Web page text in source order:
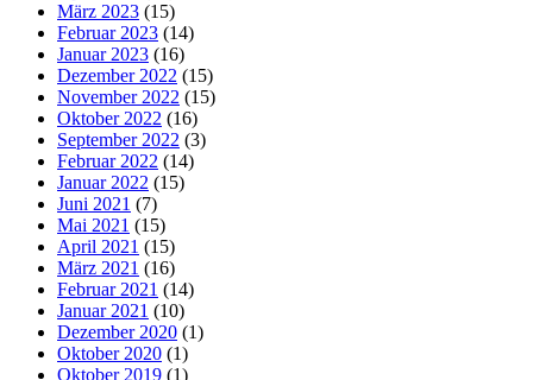
März 2023 (15)
Februar 2023 (14)
Januar 2023 (16)
Dezember 2022 (15)
November 2022 (15)
Oktober 2022 (16)
September 2022 (3)
Februar 2022 (14)
Januar 2022 (15)
Juni 2021 (7)
Mai 2021 (15)
April 2021 (15)
März 2021 (16)
Februar 2021 (14)
Januar 2021 (10)
Dezember 2020 (1)
Oktober 2020 (1)
Oktober 2019 (1)